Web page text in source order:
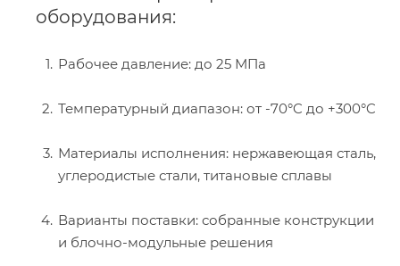
оборудования:
Рабочее давление: до 25 МПа
Температурный диапазон: от -70°C до +300°C
Материалы исполнения: нержавеющая сталь,
углеродистые стали, титановые сплавы
Варианты поставки: собранные конструкции
и блочно-модульные решения